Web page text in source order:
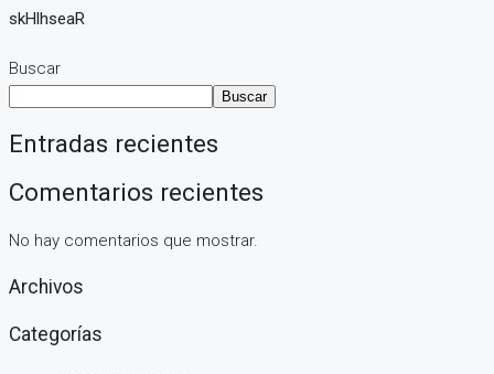
skHlhseaR
Buscar
Buscar
Entradas recientes
Comentarios recientes
No hay comentarios que mostrar.
Archivos
Categorías